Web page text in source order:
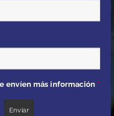
envíen más información *